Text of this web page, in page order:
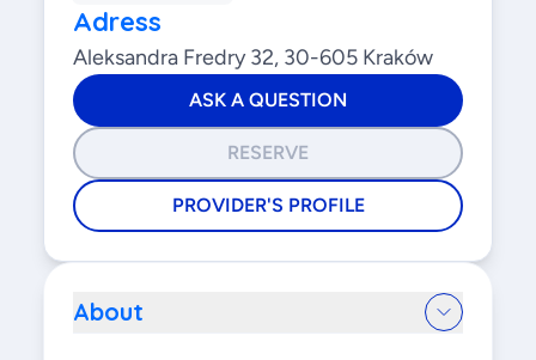
Adress
Aleksandra Fredry 32, 30-605 Kraków
ASK A QUESTION
RESERVE
PROVIDER'S PROFILE
About